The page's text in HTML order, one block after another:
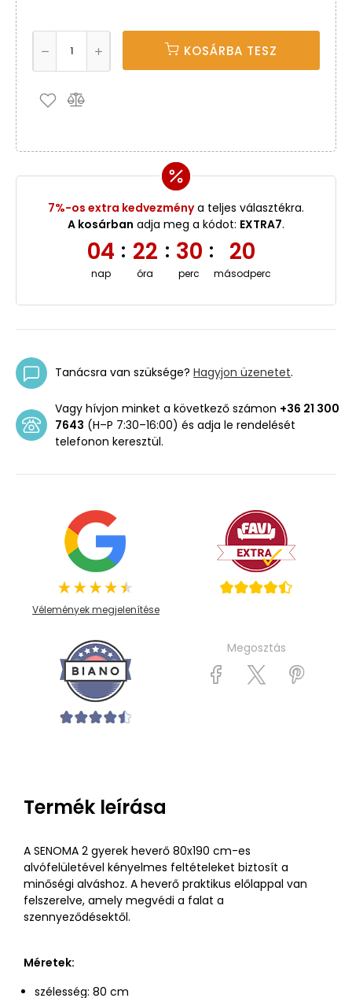
KOSÁRBA TESZ
7%-os extra kedvezménya teljes választékra.
A kosárban adja meg a kódot: EXTRA7.
04
nap
: 22
óra
: 30
perc
: 20
másodperc
Tanácsra van szüksége? Hagyjon üzenetet.
Vagy hívjon minket a következő számon +36 21 300
7643 (H–P 7:30–16:00) és adja le rendelését
telefonon keresztül.
Vélemények megjelenítése
Megosztás
Termék leírása
A SENOMA 2 gyerek heverő 80x190 cm-es
alvófelületével kényelmes feltételeket biztosít a
minőségi alváshoz. A heverő praktikus előlappal van
felszerelve, amely megvédi a falat a
szennyeződésektől.
Méretek:
szélesség: 80 cm